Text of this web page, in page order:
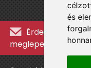
és
meglepetésekért